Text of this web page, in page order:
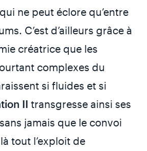
ne peut éclore qu’entre
C’est d’ailleurs grâce à
créatrice que les
complexes du
si fluides et si
II transgresse ainsi ses
jamais que le convoi
tout l’exploit de